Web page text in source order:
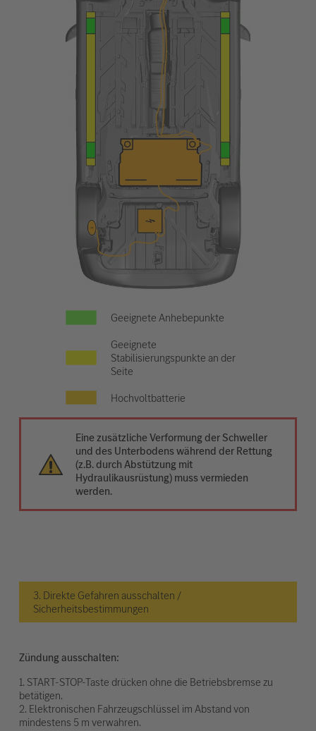
Geeignete Anhebepunkte
Geeignete
Stabilisierungspunkte an der
Seite
Hochvoltbatterie
Eine zusätzliche Verformung der Schweller
und des Unterbodens während der Rettung
(z.B. durch Abstützung mit
Hydraulikausrüstung) muss vermieden
werden.
3. Direkte Gefahren ausschalten /
Sicherheitsbestimmungen
Zündung ausschalten:
1. START-STOP-Taste drücken ohne die Betriebsbremse zu
betätigen.
2. Elektronischen Fahrzeugschlüssel im Abstand von
mindestens 5 m verwahren.